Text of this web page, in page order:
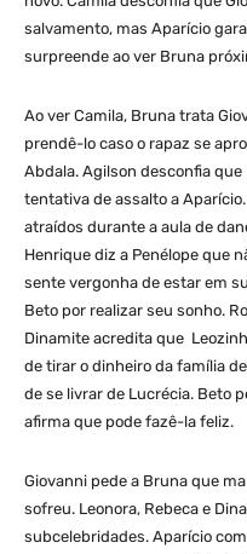
salvamento, mas Aparício
surpreende ao ver Bruna
Ao ver Camila, Bruna trata
prendê-lo caso o rapaz se
Abdala. Agilson desconfia
tentativa de assalto a
atraídos durante a aula de
Henrique diz a Penélope que
sente vergonha de estar em
Beto por realizar seu sonho.
Dinamite acredita que
de tirar o dinheiro da família
de se livrar de Lucrécia. Beto
afirma que pode fazê-la feliz.
Giovanni pede a Bruna que
sofreu. Leonora, Rebeca e
subcelebridades. Aparício